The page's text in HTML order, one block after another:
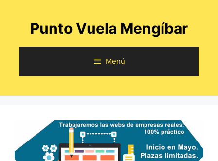
contenidoPunto Vuela Mengíbar
Menú